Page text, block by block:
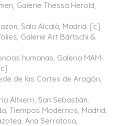
Galerie Thessa Herold,
Sala Alcalá, Madrid. [c]
Galerie Art Bártschi &
humanas, Galeria MAM-
de las Cortes de Aragón,
Altxerri, San Sebastián.
Tiempos Modernos, Madrid.
Ana Serratosa,